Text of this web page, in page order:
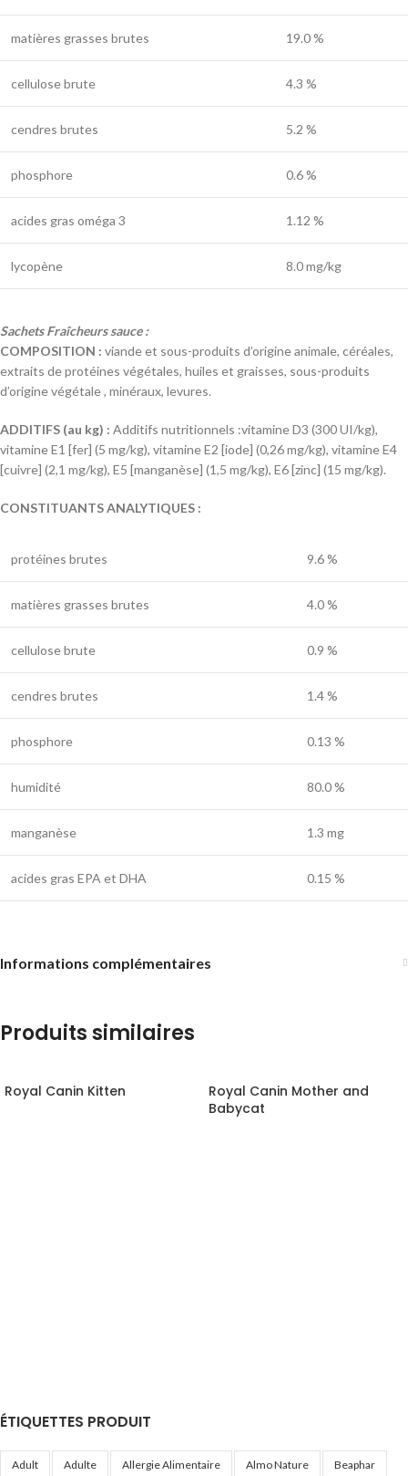
matières grasses brutes 19.0 %
cellulose brute 4.3 %
cendres brutes 5.2 %
phosphore 0.6 %
acides gras oméga 3 1.12 %
lycopène 8.0 mg/kg
Sachets Fraîcheurs sauce :
COMPOSITION : viande et sous-produits d’origine animale, céréales,
extraits de protéines végétales, huiles et graisses, sous-produits
d’origine végétale , minéraux, levures.
ADDITIFS (au kg) : Additifs nutritionnels :vitamine D3 (300 UI/kg),
vitamine E1 [fer] (5 mg/kg), vitamine E2 [iode] (0,26 mg/kg), vitamine E4
[cuivre] (2,1 mg/kg), E5 [manganèse] (1,5 mg/kg), E6 [zinc] (15 mg/kg).
CONSTITUANTS ANALYTIQUES :
protéines brutes 9.6 %
matières grasses brutes 4.0 %
cellulose brute 0.9 %
cendres brutes 1.4 %
phosphore 0.13 %
humidité 80.0 %
manganèse 1.3 mg
acides gras EPA et DHA 0.15 %
Informations complémentaires
Produits similaires
Royal Canin Kitten
Royal Canin Mother and
Babycat
ÉTIQUETTES PRODUIT
Adult Adulte Allergie Alimentaire Almo Nature Beaphar